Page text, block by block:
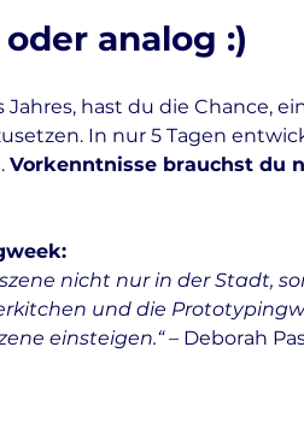
oder analog :)
hast du die Chance,
In nur 5 Tagen
Vorkenntnisse brauchst du
nicht nur in der Stadt,
und die
einsteigen.“ – Deborah